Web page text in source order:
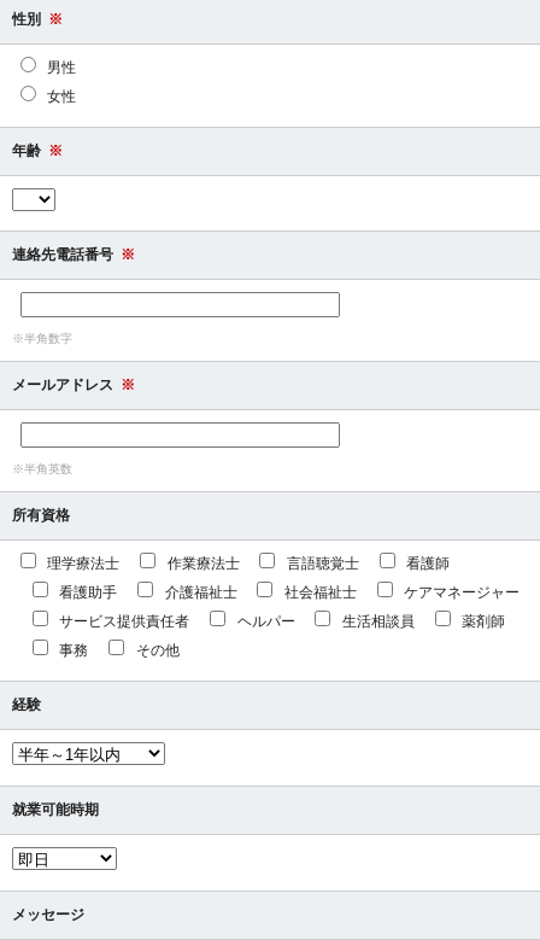
性別 ※
男性
女性
年齢 ※
連絡先電話番号 ※
※半角数字
メールアドレス ※
※半角英数
所有資格
理学療法士 作業療法士 言語聴覚士
看護師
看護助手
介護福祉士 社会福祉士
ケアマネージャー
サービス提供責任者
ヘルパー 生活相談員
薬剤師
事務
その他
経験
就業可能時期
メッセージ